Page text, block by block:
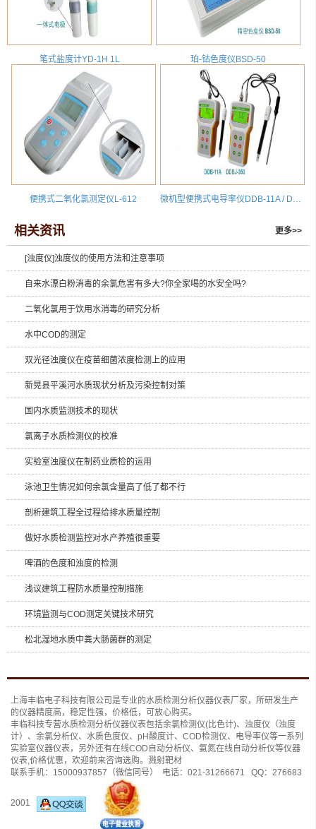
笔式盐度计YD-1H 1L 珀-钴色度仪BSD-50
便携式二氧化氯测定仪L-612 微机型便携式电导率仪DDB-11A / DDBJ-350
相关资讯 更多>>
[浊度仪]浊度仪的使用方法和注意事项
自来水漂白粉消毒的余氯危害有多大?你全家喝的水安全吗?
二氧化氯用于饮用水消毒的研究分析
水中COD的测定
双光径浊度仪在疫苗细菌浓度检测上的应用
新晃县平溪河水质现状分析及污染控制对策
国内水质监测技术的现状
氯离子水质检测仪的校准
实验室浊度仪在制药业质检的运用
泳池卫生情况如何余氯含量高了低了都不行
剖析建筑工程全过程给排水质量控制
做好水质检测监控对水产养殖很重要
啤酒的色度和浊度的检测
浅议建筑工程防水质量控制措施
环境监测与COD测定关键技术研究
松北湿地水质中粪大肠菌群的测定
上海丰临电子科技有限公司是专业的水质检测分析仪器仪表厂家，所研发生产
的仪器精度高，稳定性强，价格低，可放心购买。
丰临科技专营水质检测分析仪器仪表包括余氯检测仪(比色计)、 浊度仪（浊度
计） 、 余氯分析仪、 水质色度仪、 pH酸度计、 COD检测仪、 电导率仪等一系列
实验室仪器仪表，另外还有在线COD自动分析仪、 氨氮在线自动分析仪等仪器
仪表,价格优惠，欢迎前来咨询选购。 溅射靶材
联系手机： 15000937857 （微信同号） 电话： 021-31266671 QQ： 276683
2001